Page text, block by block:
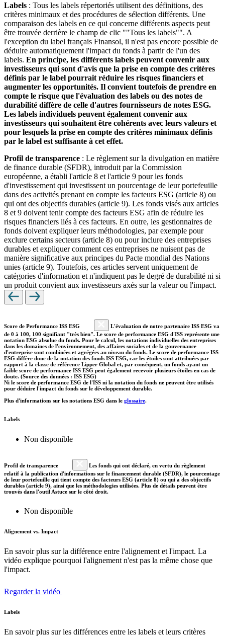
Labels : Tous les labels répertoriés utilisent des définitions, des
critères minimaux et des procédures de sélection différents. Une
comparaison des labels en ce qui concerne différents aspects peut
être trouvée derrière le champ de clic ""Tous les labels"". A
l'exception du label français Finansol, il n'est pas encore possible de
déduire automatiquement l'impact du fonds à partir de l'un des
labels. En principe, les différents labels peuvent convenir aux
investisseurs qui sont d'avis que la prise en compte des critères
définis par le label pourrait réduire les risques financiers et
augmenter les opportunités. Il convient toutefois de prendre en
compte le risque que l'évaluation des labels ou des notes de
durabilité diffère de celle d'autres fournisseurs de notes ESG.
Les labels individuels peuvent également convenir aux
investisseurs qui souhaitent être cohérents avec leurs valeurs et
pour lesquels la prise en compte des critères minimaux définis
par le label est suffisante à cet effet.
Profil de transparence : Le règlement sur la divulgation en matière
de finance durable (SFDR), introduit par la Commission
européenne, a établi l'article 8 et l'article 9 pour les fonds
d'investissement qui investissent un pourcentage de leur portefeuille
dans des activités prenant en compte les facteurs ESG (article 8) ou
qui ont des objectifs durables (article 9). Les fonds visés aux articles
8 et 9 doivent tenir compte des facteurs ESG afin de réduire les
risques financiers liés à ces facteurs. En outre, les gestionnaires de
fonds doivent expliquer leurs méthodologies, par exemple pour
exclure certains secteurs (article 8) ou pour inclure des entreprises
durables et expliquer comment ces entreprises ne nuisent pas de
manière significative aux principes du Pacte mondial des Nations
unies (article 9). Toutefois, ces articles servent uniquement de
catégories d'information et n'indiquent pas le degré de durabilité ni si
un produit convient aux investisseurs axés sur la valeur ou l'impact.
Score de Performance ISS ESG
L'évaluation de notre partenaire ISS ESG va
de 0 à 100, 100 signifiant "très bien". Le score de performance ESG d'ISS représente une
notation ESG absolue du fonds. Pour le calcul, les notations individuelles des entreprises
dans les domaines de l'environnement, des affaires sociales et de la gouvernance
d'entreprise sont combinées et agrégées au niveau du fonds. Le score de performance ISS
ESG diffère donc de la notation des fonds ISS ESG, car les étoiles sont attribuées par
rapport à la classe de référence Lipper Global et, par conséquent, un fonds ayant un
faible score de performance ISS ESG peut également recevoir plusieurs étoiles en cas de
doute. (Source des données : ISS ESG)
Ni le score de performance ESG de l'ISS ni la notation du fonds ne peuvent être utilisés
pour déduire l'impact du fonds sur le développement durable.
Plus d'informations sur les notations ESG dans le glossaire.
Labels
Non disponible
Profil de transparence
Les fonds qui ont déclaré, en vertu du règlement
relatif à la publication d'informations sur le financement durable (SFDR), le pourcentage
de leur portefeuille qui tient compte des facteurs ESG (article 8) ou qui a des objectifs
durables (article 9), ainsi que les méthodologies utilisées. Plus de détails peuvent être
trouvés dans l'outil Astuce sur le côté droit.
Non disponible
Alignement vs. Impact
En savoir plus sur la différence entre l'alignement et l'impact. La
vidéo explique pourquoi l'alignement n'est pas la même chose que
l'impact.
Regarder la vidéo
Labels
En savoir plus sur les différences entre les labels et leurs critères